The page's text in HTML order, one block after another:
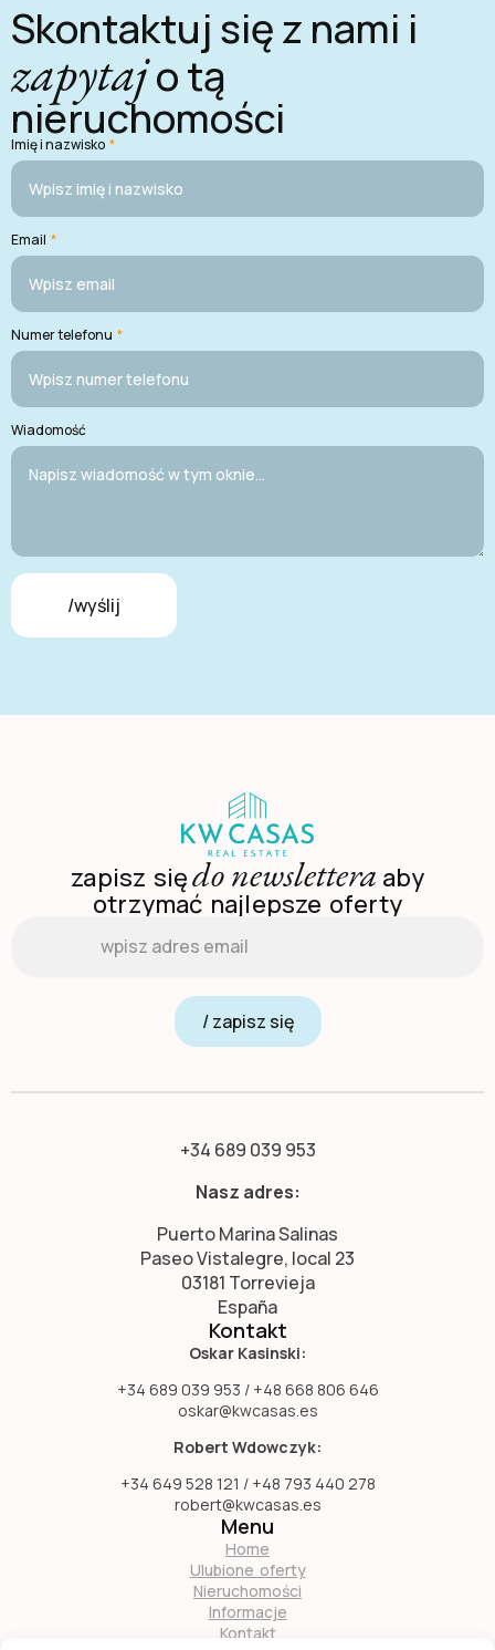
Skontaktuj się z nami i
zapytajo tą
nieruchomości
Imię i nazwisko *
Email *
Numer telefonu *
Wiadomość
/wyślij
zapisz siędo newslettera aby
otrzymać najlepsze oferty
/ zapisz się
+34 689 039 953
Nasz adres:
Puerto Marina Salinas
Paseo Vistalegre, local 23
03181 Torrevieja
España
Kontakt
Oskar Kasinski:
+34 689 039 953 / +48 668 806 646
oskar@kwcasas.es
Robert Wdowczyk:
+34 649 528 121 / +48 793 440 278
robert@kwcasas.es
Menu
Home
Ulubione oferty
Nieruchomości
Informacje
Kontakt